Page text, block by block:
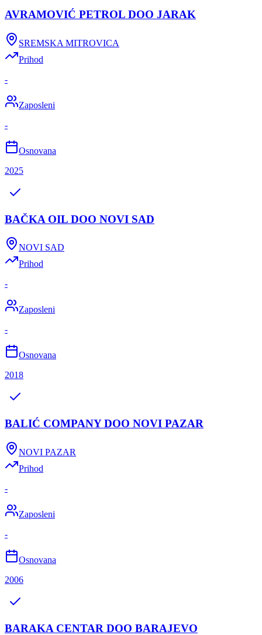
AVRAMOVIĆ PETROL DOO JARAK
SREMSKA MITROVICA
Prihod
-
Zaposleni
-
Osnovana
2025
BAČKA OIL DOO NOVI SAD
NOVI SAD
Prihod
-
Zaposleni
-
Osnovana
2018
BALIĆ COMPANY DOO NOVI PAZAR
NOVI PAZAR
Prihod
-
Zaposleni
-
Osnovana
2006
BARAKA CENTAR DOO BARAJEVO